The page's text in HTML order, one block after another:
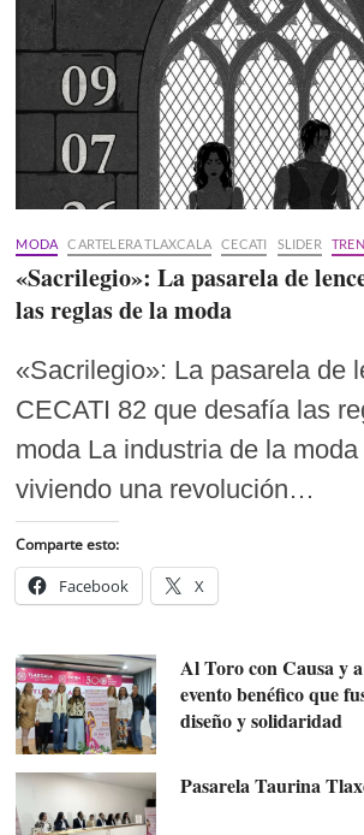
MODA CARTELERA TLAXCALA CECATI SLIDER
«Sacrilegio»: La pasarela de
las reglas de la moda
«Sacrilegio»: La pasarela de
CECATI 82 que desafía las
moda La industria de la
viviendo una revolución…
Comparte esto:
Facebook X
Al Toro con Causa y
evento benéfico que
diseño y solidaridad
Pasarela Taurina